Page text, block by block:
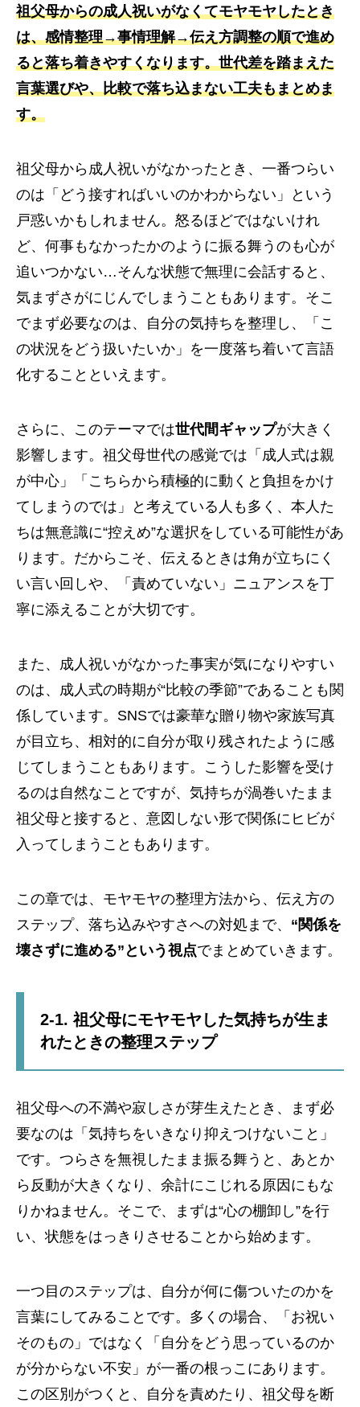
祖父母からの成人祝いがなくてモヤモヤしたとき
は、感情整理→事情理解→伝え方調整の順で進め
ると落ち着きやすくなります。世代差を踏まえた
言葉選びや、比較で落ち込まない工夫もまとめま
す。
祖父母から成人祝いがなかったとき、一番つらい
のは「どう接すればいいのかわからない」という
戸惑いかもしれません。怒るほどではないけれ
ど、何事もなかったかのように振る舞うのも心が
追いつかない…そんな状態で無理に会話すると、
気まずさがにじんでしまうこともあります。そこ
でまず必要なのは、自分の気持ちを整理し、「こ
の状況をどう扱いたいか」を一度落ち着いて言語
化することといえます。
さらに、このテーマでは世代間ギャップが大きく
影響します。祖父母世代の感覚では「成人式は親
が中心」「こちらから積極的に動くと負担をかけ
てしまうのでは」と考えている人も多く、本人た
ちは無意識に“控えめ”な選択をしている可能性があ
ります。だからこそ、伝えるときは角が立ちにく
い言い回しや、「責めていない」ニュアンスを丁
寧に添えることが大切です。
また、成人祝いがなかった事実が気になりやすい
のは、成人式の時期が“比較の季節”であることも関
係しています。SNSでは豪華な贈り物や家族写真
が目立ち、相対的に自分が取り残されたように感
じてしまうこともあります。こうした影響を受け
るのは自然なことですが、気持ちが渦巻いたまま
祖父母と接すると、意図しない形で関係にヒビが
入ってしまうこともあります。
この章では、モヤモヤの整理方法から、伝え方の
ステップ、落ち込みやすさへの対処まで、 “関係を
壊さずに進める”という視点でまとめていきます。
2-1. 祖父母にモヤモヤした気持ちが生ま
れたときの整理ステップ
祖父母への不満や寂しさが芽生えたとき、まず必
要なのは「気持ちをいきなり抑えつけないこと」
です。つらさを無視したまま振る舞うと、あとか
ら反動が大きくなり、余計にこじれる原因にもな
りかねません。そこで、まずは“心の棚卸し”を行
い、状態をはっきりさせることから始めます。
一つ目のステップは、自分が何に傷ついたのかを
言葉にしてみることです。多くの場合、「お祝い
そのもの」ではなく「自分をどう思っているのか
が分からない不安」が一番の根っこにあります。
この区別がつくと、自分を責めたり、祖父母を断